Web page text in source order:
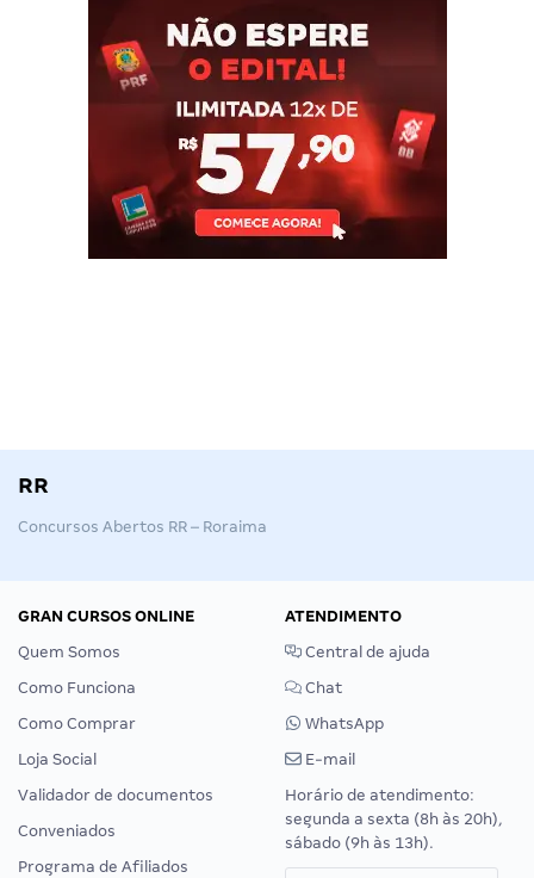
RR
Concursos Abertos RR – Roraima
GRAN CURSOS ONLINE
Quem Somos
Como Funciona
Como Comprar
Loja Social
Validador de documentos
Conveniados
Programa de Afiliados
ATENDIMENTO
Central de ajuda
Chat
WhatsApp
E-mail
Horário de atendimento:
segunda a sexta (8h às 20h),
sábado (9h às 13h).